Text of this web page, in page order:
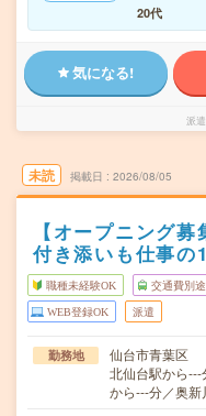
20代
気になる!
派
未読 掲載日 2026/08/05
【オープニング
付き添いも仕事の
職種未経験OK 交通費別
WEB登録OK 派遣
勤務地
仙台市青葉区
北仙台駅から
から---分／奥